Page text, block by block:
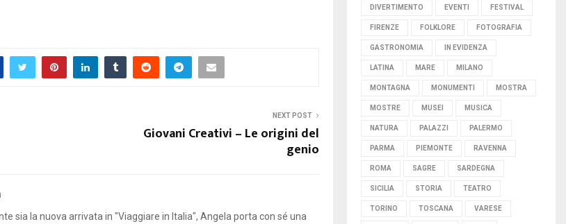
NEXT POST
Giovani Creativi – Le origini del
genio
sia la nuova arrivata in "Viaggiare in Italia", Angela porta con sé una
DIVERTIMENTO EVENTI FESTIVAL
FIRENZE FOLKLORE FOTOGRAFIA
GASTRONOMIA IN EVIDENZA
LATINA MARE MILANO
MONTAGNA MONUMENTI MOSTRA
MOSTRE MUSEI MUSICA
NATURA PALAZZI PALERMO
PARMA PIEMONTE RAVENNA
ROMA SAGRE SARDEGNA
SICILIA STORIA TEATRO
TORINO TOSCANA VARESE